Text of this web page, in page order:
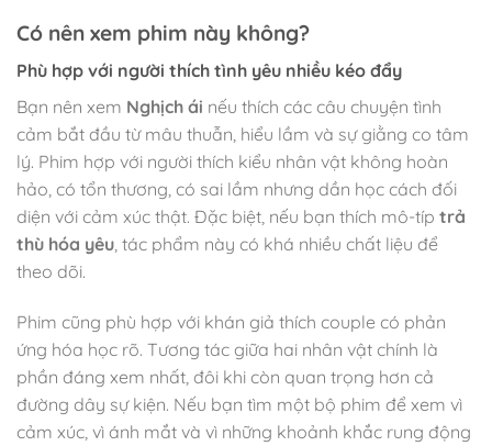
Có nên xem phim này không?
Phù hợp với người thích tình yêu nhiều kéo đẩy
Bạn nên xem Nghịch ái nếu thích các câu chuyện tình
cảm bắt đầu từ mâu thuẫn, hiểu lầm và sự giằng co tâm
lý. Phim hợp với người thích kiểu nhân vật không hoàn
hảo, có tổn thương, có sai lầm nhưng dần học cách đối
diện với cảm xúc thật. Đặc biệt, nếu bạn thích mô-típ trả
thù hóa yêu, tác phẩm này có khá nhiều chất liệu để
theo dõi.
Phim cũng phù hợp với khán giả thích couple có phản
ứng hóa học rõ. Tương tác giữa hai nhân vật chính là
phần đáng xem nhất, đôi khi còn quan trọng hơn cả
đường dây sự kiện. Nếu bạn tìm một bộ phim để xem vì
cảm xúc, vì ánh mắt và vì những khoảnh khắc rung động